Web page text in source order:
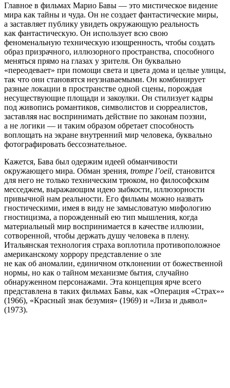
Главное в фильмах Марио Бавы — это мистическое видение
мира как тайны и чуда. Он не создает фантастические миры,
а заставляет публику увидеть окружающую реальность
как фантастическую. Он использует всю свою
феноменальную техническую изощренность, чтобы создать
образ призрачного, иллюзорного пространства, способного
меняться прямо на глазах у зрителя. Он буквально
«переодевает» при помощи света и цвета дома и целые улицы,
так что они становятся неузнаваемыми. Он комбинирует
разные локации в пространстве одной сцены, порождая
несуществующие площади и закоулки. Он стилизует кадры
под живопись романтиков, символистов и сюрреалистов,
заставляя нас воспринимать действие по законам поэзии,
а не логики — и таким образом обретает способность
воплощать на экране внутренний мир человека, буквально
фотографировать бессознательное.
Кажется, Бава был одержим идеей обманчивости
окружающего мира. Обман зрения, trompe l’oeil, становится
для него не только техническим трюком, но философским
месседжем, выражающим идею зыбкости, иллюзорности
привычной нам реальности. Его фильмы можно назвать
гностическими, имея в виду не замысловатую мифологию
гностицизма, а порожденный ею тип мышления, когда
материальный мир воспринимается в качестве иллюзии,
сотворенной, чтобы держать душу человека в плену.
Итальянская технология страха воплотила противоположное
американскому хоррору представление о зле
не как об аномалии, единичном отклонении от божественной
нормы, но как о тайном механизме бытия, случайно
обнаруженном персонажами. Эта концепция ярче всего
представлена в таких фильмах Бавы, как «Операция «Страх»»
(1966), «Красный знак безумия» (1969) и «Лиза и дьявол»
(1973).